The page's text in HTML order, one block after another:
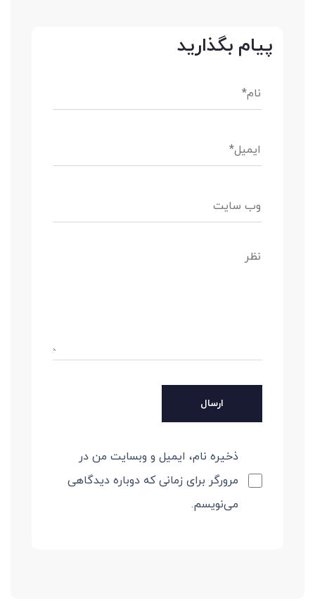
پیام بگذارید
ذخیره نام، ایمیل و وبسایت من در
مرورگر برای زمانی که دوباره دیدگاهی
می‌نویسم.